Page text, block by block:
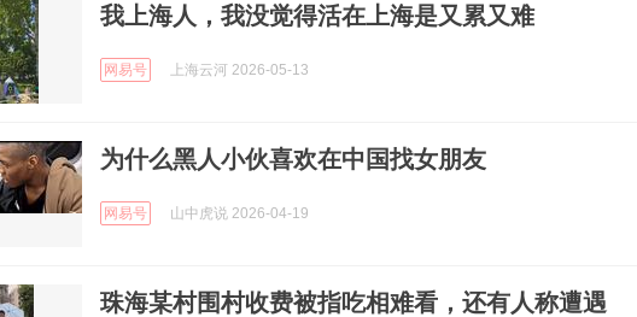
我上海人，我没觉得活在上海是又累又难
网易号 上海云河 2026-05-13
为什么黑人小伙喜欢在中国找女朋友
网易号 山中虎说 2026-04-19
珠海某村围村收费被指吃相难看，还有人称遭遇